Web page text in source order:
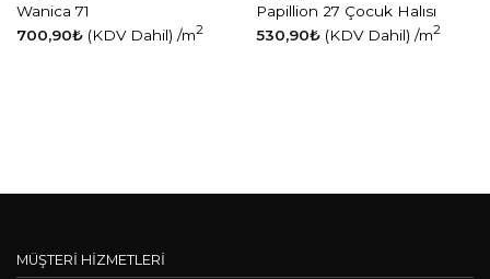
Wanica 71
700,90₺ (KDV Dahil) /m2
Papillion 27 Çocuk Halısı
530,90₺ (KDV Dahil) /m2
MÜŞTERİ HİZMETLERİ